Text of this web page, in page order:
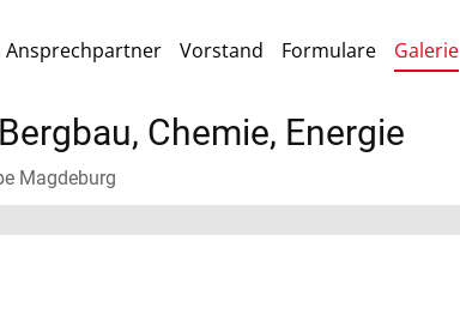
Ansprechpartner Vorstand Formulare Galerie
Chemie, Energie
Magdeburg